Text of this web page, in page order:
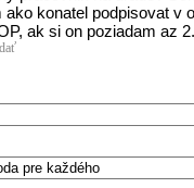
ako konatel podpisovat v
ak si on poziadam az